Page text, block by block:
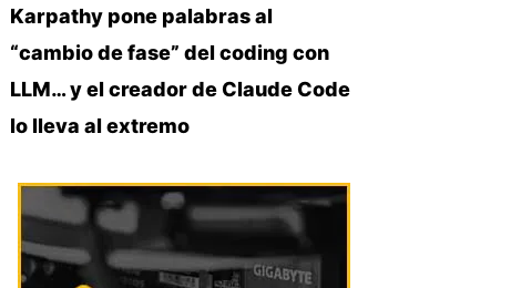
Karpathy pone palabras al
“cambio de fase” del coding con
LLM… y el creador de Claude Code
lo lleva al extremo